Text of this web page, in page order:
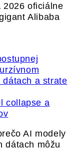
2026 oficiálne
Alibaba
collapse a
AI modely
dátach môžu